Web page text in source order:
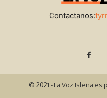
Contactanos:
© 2021 - La Voz Isleña es